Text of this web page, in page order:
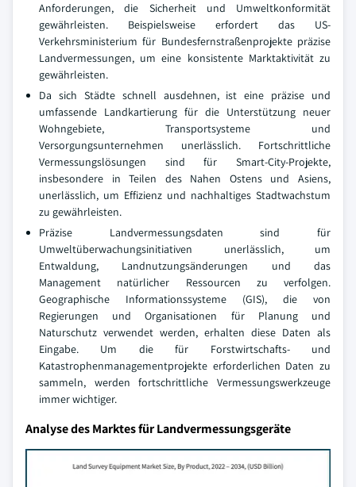
Anforderungen, die Sicherheit und Umweltkonformität
gewährleisten. Beispielsweise erfordert das US-
Verkehrsministerium für Bundesfernstraßenprojekte präzise
Landvermessungen, um eine konsistente Marktaktivität zu
gewährleisten.
Da sich Städte schnell ausdehnen, ist eine präzise und
umfassende Landkartierung für die Unterstützung neuer
Wohngebiete, Transportsysteme und
Versorgungsunternehmen unerlässlich. Fortschrittliche
Vermessungslösungen sind für Smart-City-Projekte,
insbesondere in Teilen des Nahen Ostens und Asiens,
unerlässlich, um Effizienz und nachhaltiges Stadtwachstum
zu gewährleisten.
Präzise Landvermessungsdaten sind für
Umweltüberwachungsinitiativen unerlässlich, um
Entwaldung, Landnutzungsänderungen und das
Management natürlicher Ressourcen zu verfolgen.
Geographische Informationssysteme (GIS), die von
Regierungen und Organisationen für Planung und
Naturschutz verwendet werden, erhalten diese Daten als
Eingabe. Um die für Forstwirtschafts- und
Katastrophenmanagementprojekte erforderlichen Daten zu
sammeln, werden fortschrittliche Vermessungswerkzeuge
immer wichtiger.
Analyse des Marktes für Landvermessungsgeräte